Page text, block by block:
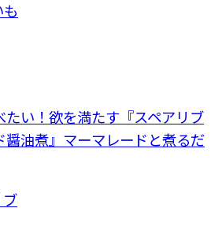
たい！欲を満たす『スペアリブ
醤油煮』マーマレードと煮るだ